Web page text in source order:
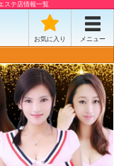
ステ店情報一覧
お気に入り メニュー